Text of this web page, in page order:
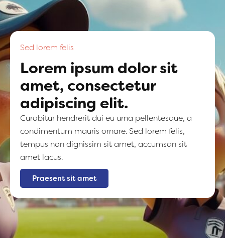
Sed lorem felis
Lorem ipsum dolor sit
amet, consectetur
adipiscing elit.
Curabitur hendrerit dui eu urna pellentesque, a
condimentum mauris ornare. Sed lorem felis,
tempus non dignissim sit amet, accumsan sit
amet lacus.
Praesent sit amet